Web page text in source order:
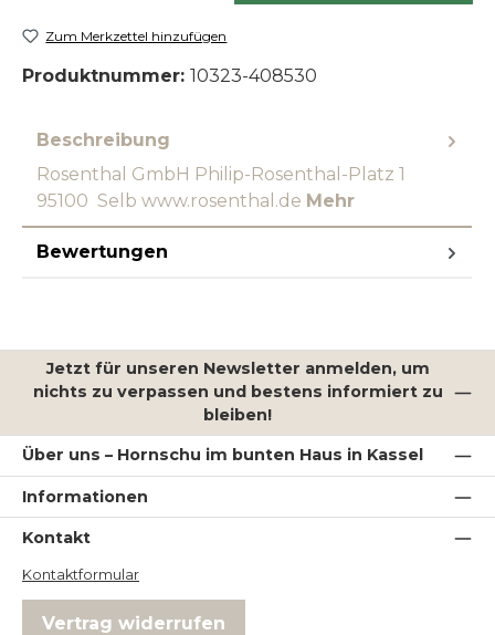
Zum Merkzettel hinzufügen
Produktnummer: 10323-408530
Beschreibung
Rosenthal GmbH Philip-Rosenthal-Platz 1
95100 Selb www.rosenthal.de Mehr
Bewertungen
Jetzt für unseren Newsletter anmelden, um
nichts zu verpassen und bestens informiert zu
bleiben!
Über uns – Hornschu im bunten Haus in Kassel
Informationen
Kontakt
Kontaktformular
Vertrag widerrufen